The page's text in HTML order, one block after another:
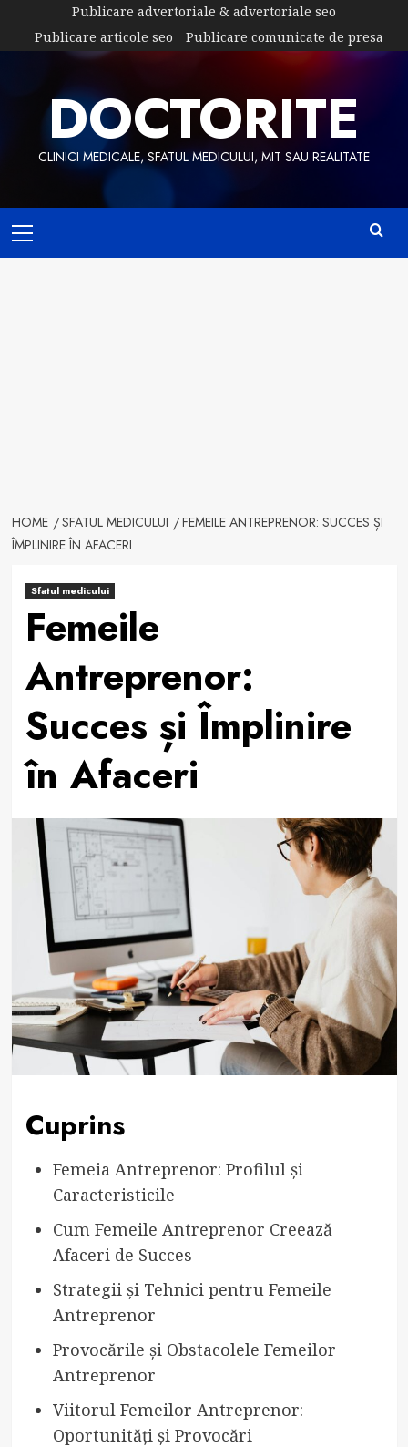
content
Publicare advertoriale & advertoriale seo
Publicare articole seo
Publicare comunicate de presa
DOCTORITE
CLINICI MEDICALE, SFATUL MEDICULUI, MIT SAU REALITATE
Menu
HOME SFATUL MEDICULUI
FEMEILE ANTREPRENOR: SUCCES ȘI
ÎMPLINIRE ÎN AFACERI
Sfatul medicului
Femeile
Antreprenor:
Succes și Împlinire
în Afaceri
Cuprins
Femeia Antreprenor: Profilul și
Caracteristicile
Cum Femeile Antreprenor Creează
Afaceri de Succes
Strategii și Tehnici pentru Femeile
Antreprenor
Provocările și Obstacolele Femeilor
Antreprenor
Viitorul Femeilor Antreprenor:
Oportunități și Provocări